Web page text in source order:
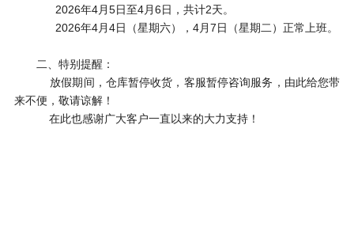
2026年4月5日至4月6日，共计2天。
2026年4月4日（星期六），4月7日（星期二）正常上班。
二、特别提醒：
放假期间，仓库暂停收货，客服暂停咨询服务，由此给您带
来不便，敬请谅解！
在此也感谢广大客户一直以来的大力支持！